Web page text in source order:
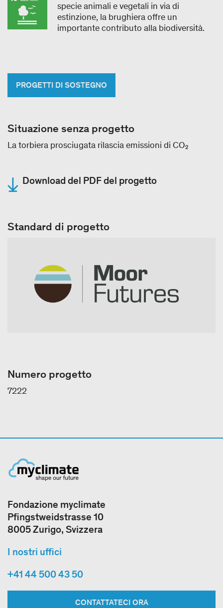
specie animali e vegetali in via di
estinzione, la brughiera offre un
importante contributo alla biodiversità.
PROGETTI DI SOSTEGNO
Situazione senza progetto
La torbiera prosciugata rilascia emissioni di CO₂
Download del PDF del progetto
Standard di progetto
Numero progetto
7222
Fondazione myclimate
Pfingstweidstrasse 10
8005 Zurigo, Svizzera
I nostri uffici
+41 44 500 43 50
CONTATTATECI ORA